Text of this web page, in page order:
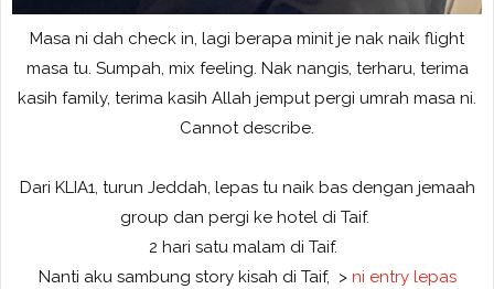
Masa ni dah check in, lagi berapa minit je nak naik flight
masa tu. Sumpah, mix feeling. Nak nangis, terharu, terima
kasih family, terima kasih Allah jemput pergi umrah masa ni.
Cannot describe.
Dari KLIA1, turun Jeddah, lepas tu naik bas dengan jemaah
group dan pergi ke hotel di Taif.
2 hari satu malam di Taif.
Nanti aku sambung story kisah di Taif, >ni entry lepas